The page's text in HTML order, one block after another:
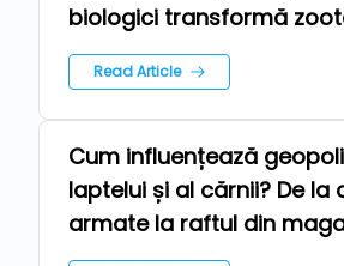
biologici transformă
Read Article
News
Cum influențează
laptelui și al cărnii? De la
armate la raftul din